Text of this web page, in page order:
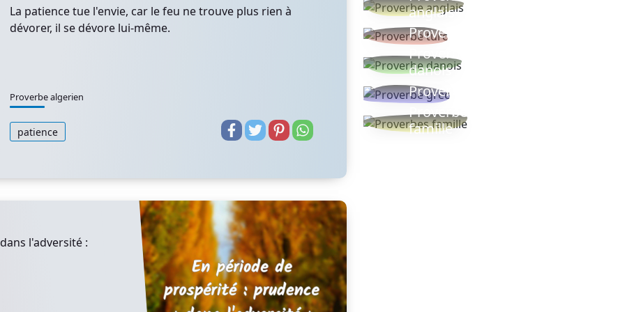
La patience tue l'envie, car le feu ne trouve plus rien à
dévorer, il se dévore lui-même.
Proverbe algerien
patience
l'adversité :
anglais
Proverbe turc
Proverbe
danois
Proverbe grec
Proverbes
famille